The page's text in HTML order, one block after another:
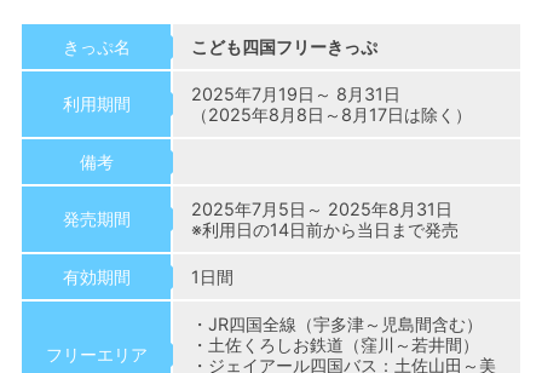
きっぷ名 こども四国フリーきっぷ
利用期間
2025年7月19日～ 8月31日
（2025年8月8日～8月17日は除く）
備考
発売期間
2025年7月5日～ 2025年8月31日
※利用日の14日前から当日まで発売
有効期間 1日間
フリーエリア
・JR四国全線（宇多津～児島間含む）
・土佐くろしお鉄道（窪川～若井間）
・ジェイアール四国バス：土佐山田～美